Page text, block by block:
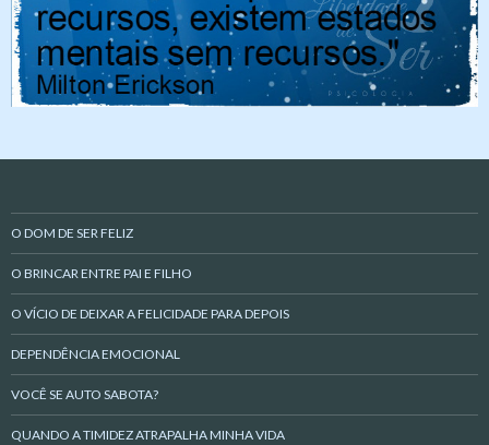
O DOM DE SER FELIZ
O BRINCAR ENTRE PAI E FILHO
O VÍCIO DE DEIXAR A FELICIDADE PARA DEPOIS
DEPENDÊNCIA EMOCIONAL
VOCÊ SE AUTO SABOTA?
QUANDO A TIMIDEZ ATRAPALHA MINHA VIDA